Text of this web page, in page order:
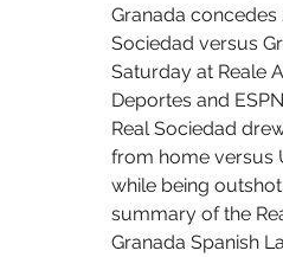
Granada concedes
Sociedad versus
Saturday at Reale
Deportes and
Real Sociedad
from home versus
while being
summary of the
Granada Spanish